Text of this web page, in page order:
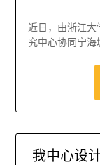
近日，由浙江大
究中心协同宁
我中心设